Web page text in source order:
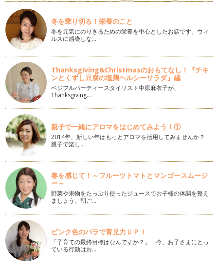
アロマで週に1度のお手軽パックを試してみませんか？
&nbs…
アロマで簡単ヘアオイルつくり！
ここ最近暖かくなってきましたが、少し乾燥してませんか？
髪がとってもパサついてい…
花粉症にはマスク用にスプレーを！
いつもお立ち寄りいただき、ありがとうございます。 …
その日の気分に合わせて、バスソルトを作ろう！
いつもお読みいただきありがとうございます！ …
アロマオイルで乾燥知らずに！
キャリアオイルといって、最近ではいろいろな種類のキャリア
オイルが出ていますね。 でも選…
*大掃除のお供*アロマお掃除スプレー
いつもお読みいただき、ありがとうございます！ …
季節の変わり目にアロマでおすすめスプレー
これから寒くなる季節、うがいや手洗いはもちろんのこと、冬
のこの季節の変わり目の時期にお家で…
乾燥し始めてきた時期にはリップに潤いを！
最近、急激に寒くなってきましたが風邪などひいてませんでし
ょうか？ 唇や肌が急…
冬を乗り切る！栄養のこと
冬を元気にのりきるための栄養を中心としたお話です。ウィ
ルスに感染しな…
Thanksgiving&Christmasのおもてなし！『チキ
ンとくずし豆腐の塩麹ヘルシーサラダ』編
ベジフルパーティースタイリスト中原麻衣子が、
Thanksgiving…
親子で一緒にアロマをはじめてみよう！①
2014年、新しい年はもっとアロマを活用してみませんか？
親子で楽し…
春を感じて！～フルーツトマトとマンゴースムージ
ー～
野菜や果物をたっぷり使ったジュースでお子様の体調を整え
ましょう。朝ご…
ピンク色のバラで育児力ＵＰ！
「子育ての最終目標はなんですか？」 今、お子さまにとっ
ている行動はお…